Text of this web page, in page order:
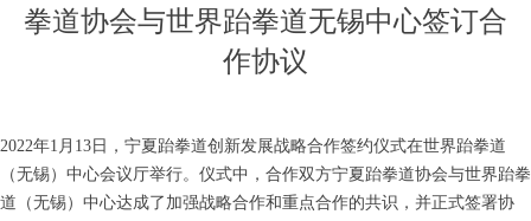
拳道协会与世界跆拳道无锡中心签订合
作协议
2022年1月13日，宁夏跆拳道创新发展战略合作签约仪式在世界跆拳道
（无锡）中心会议厅举行。仪式中，合作双方宁夏跆拳道协会与世界跆拳
道（无锡）中心达成了加强战略合作和重点合作的共识，并正式签署协